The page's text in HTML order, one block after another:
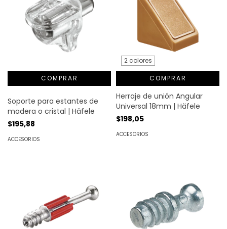
Soporte para estantes de
madera o cristal | Häfele
$195,88
ACCESORIOS
2 colores
COMPRAR
Herraje de unión Angular
Universal 18mm | Häfele
$198,05
ACCESORIOS